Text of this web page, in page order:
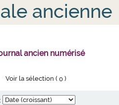
ancienne
ancien numérisé
Voir la sélection (0 )